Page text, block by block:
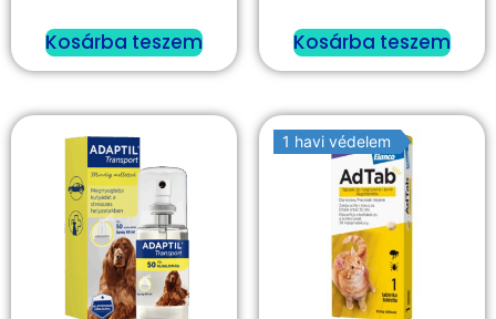
Kosárba teszem Kosárba teszem
1 havi védelem